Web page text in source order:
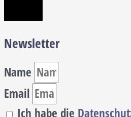
Newsletter
Name
Email
Ich habe die